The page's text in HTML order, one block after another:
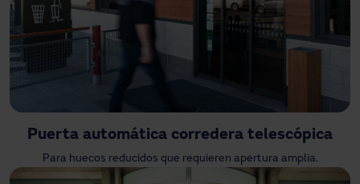
Puerta automática corredera telescópica
Para huecos reducidos que requieren apertura amplia.